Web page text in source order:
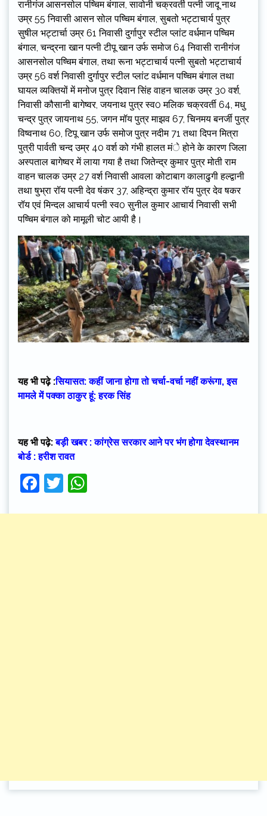
रानीगंज आसनसोल पष्चिम बंगाल, सावोनी चक्रवर्ती पत्नी जादू नाथ
उम्र 55 निवासी आसन सोल पष्चिम बंगाल, सुबतो भट्टाचार्य पुत्र
सुषील भट्टार्चा उम्र 61 निवासी दुर्गापुर स्टील प्लांट वर्धमान पष्चिम
बंगाल, चन्द्रना खान पत्नी टीपू खान उर्फ समोज 64 निवासी रानीगंज
आसनसोल पष्चिम बंगाल, तथा रूना भट्टाचार्य पत्नी सुबतो भट्टाचार्य
उम्र 56 वर्श निवासी दुर्गापुर स्टील प्लांट वर्धमान पष्चिम बंगाल तथा
घायल व्यक्तियों में मनोज पुत्र दिवान सिंह वाहन चालक उम्र 30 वर्श,
निवासी कौसानी बागेष्वर, जयनाथ पुत्र स्व0 मलिक चक्रवर्ती 64, मधु
चन्द्र पुत्र जायनाथ 55, जगन मॉय पुत्र माझव 67, चिनमय बनर्जी पुत्र
विष्वनाथ 60, टिपू खान उर्फ समोज पुत्र नदीम 71 तथा दिपन मित्रा
पुत्री पार्वती चन्द उम्र 40 वर्श को गंभी हालत मंे होने के कारण जिला
अस्पताल बागेष्वर में लाया गया है तथा जितेन्द्र कुमार पुत्र मोती राम
वाहन चालक उम्र 27 वर्श निवासी आवला कोटाबाग कालाढुगी हल्द्वानी
तथा षुभ्रा रॉय पत्नी देव षंकर 37, अहिन्द्रा कुमार रॉय पुत्र देव षकर
रॉय एवं मिन्दल आचार्य पत्नी स्व0 सुनील कुमार आचार्य निवासी सभी
पष्चिम बंगाल को मामूली चोट आयी है।
यह भी पढ़े :सियासत: कहीं जाना होगा तो चर्चा-वर्चा नहीं करूंगा, इस
मामले में पक्का ठाकुर हूं: हरक सिंह
यह भी पढ़े:बड़ी खबर : कांग्रेस सरकार आने पर भंग होगा देवस्थानम
बोर्ड : हरीश रावत
Facebook
Twitter